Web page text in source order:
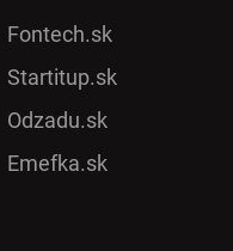
Fontech.sk
Startitup.sk
Odzadu.sk
Emefka.sk